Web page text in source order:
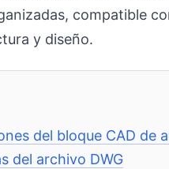
compatible
y diseño.
del bloque CAD de
del archivo DWG